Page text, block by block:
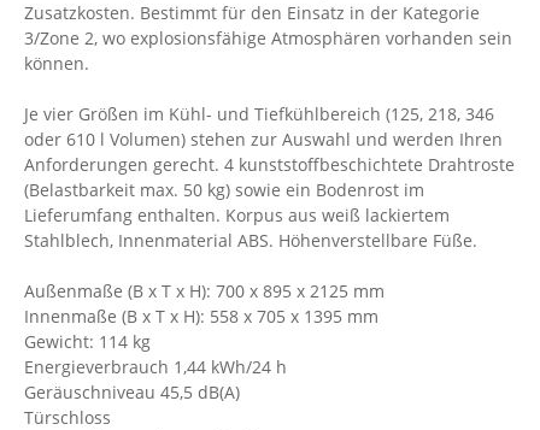
Zusatzkosten. Bestimmt für den Einsatz in der Kategorie
3/Zone 2, wo explosionsfähige Atmosphären vorhanden sein
können.
Je vier Größen im Kühl- und Tiefkühlbereich (125, 218, 346
oder 610 l Volumen) stehen zur Auswahl und werden Ihren
Anforderungen gerecht. 4 kunststoffbeschichtete Drahtroste
(Belastbarkeit max. 50 kg) sowie ein Bodenrost im
Lieferumfang enthalten. Korpus aus weiß lackiertem
Stahlblech, Innenmaterial ABS. Höhenverstellbare Füße.
Außenmaße (B x T x H): 700 x 895 x 2125 mm
Innenmaße (B x T x H): 558 x 705 x 1395 mm
Gewicht: 114 kg
Energieverbrauch 1,44 kWh/24 h
Geräuschniveau 45,5 dB(A)
Türschloss